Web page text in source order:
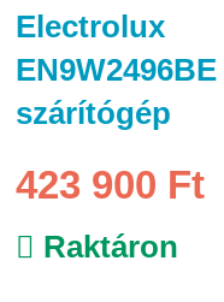
Electrolux
szárítógép
423 900 Ft
Raktáron